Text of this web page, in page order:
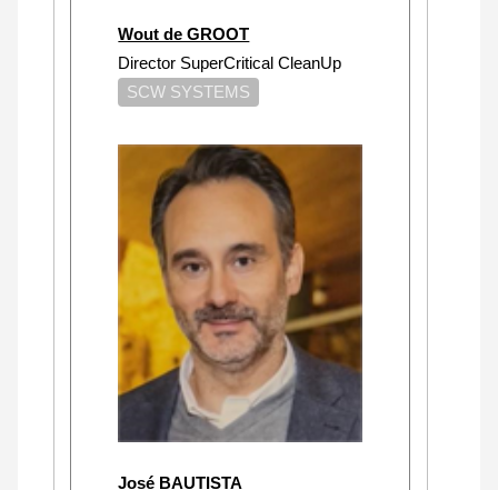
Wout de GROOT
Director SuperCritical CleanUp
SCW SYSTEMS
José BAUTISTA